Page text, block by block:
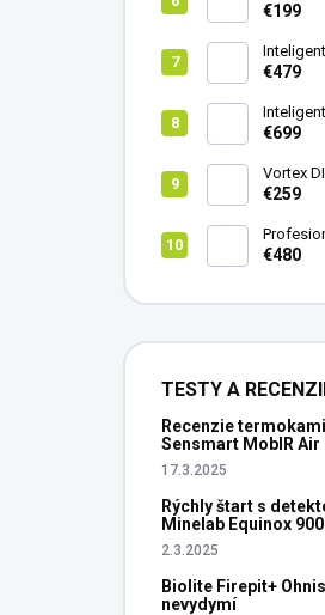
340
€199
teleskop
€479
III +
€699
Vortex
8X42
€259
vedenie
€480
TESTY A
Recenzie
Sensmart MobIR Air
17.3.2025
Rýchly štart s
Minelab Equinox
2.3.2025
Biolite Firepit+
nevydymí